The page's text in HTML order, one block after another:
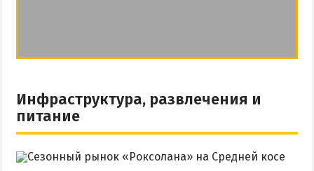
Инфраструктура, развлечения и
питание